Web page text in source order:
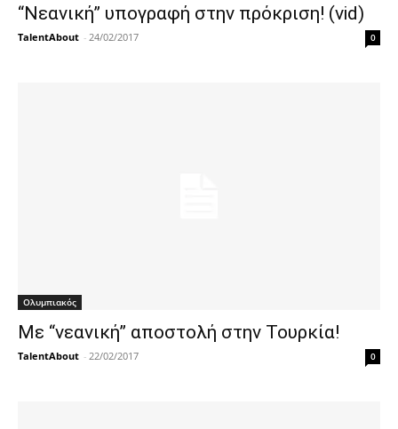
“Νεανική” υπογραφή στην πρόκριση! (vid)
TalentAbout - 24/02/2017 0
Ολυμπιακός
Με “νεανική” αποστολή στην Τουρκία!
TalentAbout - 22/02/2017 0